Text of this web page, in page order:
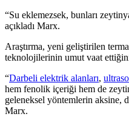
“Su eklemezsek, bunları
açıkladı Marx.
Araştırma, yeni geliştirilen
teknolojilerinin umut vaat
“Darbeli elektrik alanları,
hem fenolik içeriği hem de
geleneksel yöntemlerin aksine,
Marx.